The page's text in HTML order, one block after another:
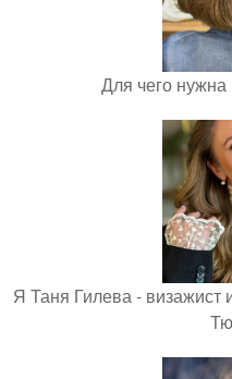
Для чего нужна
Я Таня Гилева - визажист